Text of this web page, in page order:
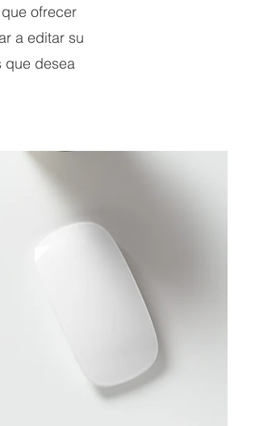
ofrecer
a editar su
que desea